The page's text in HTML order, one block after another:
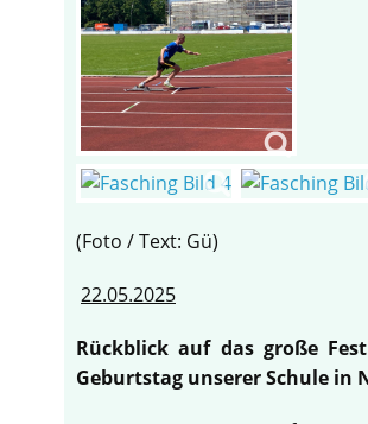
(Foto / Text: Gü)
22.05.2025
Rückblick auf das große
Geburtstag unserer Schule in